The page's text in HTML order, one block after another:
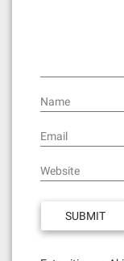
Name
Email
Website